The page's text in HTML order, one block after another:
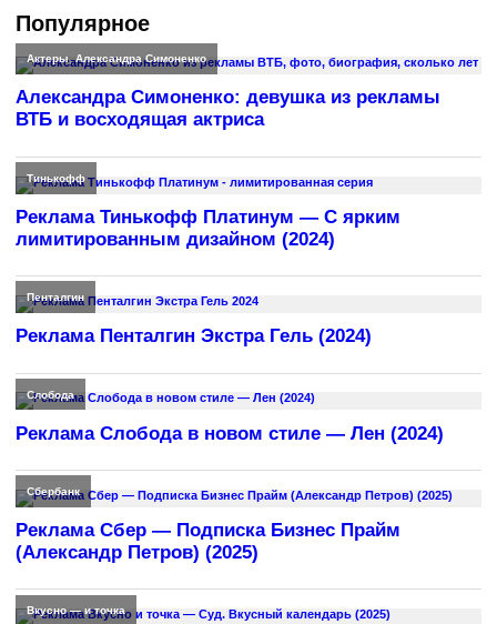
Популярное
Актеры,Александра Симоненко
Александра Симоненко: девушка из рекламы
ВТБ и восходящая актриса
Тинькофф
Реклама Тинькофф Платинум — С ярким
лимитированным дизайном (2024)
Пенталгин
Реклама Пенталгин Экстра Гель (2024)
Слобода
Реклама Слобода в новом стиле — Лен (2024)
Сбербанк
Реклама Сбер — Подписка Бизнес Прайм
(Александр Петров) (2025)
Вкусно — и точка